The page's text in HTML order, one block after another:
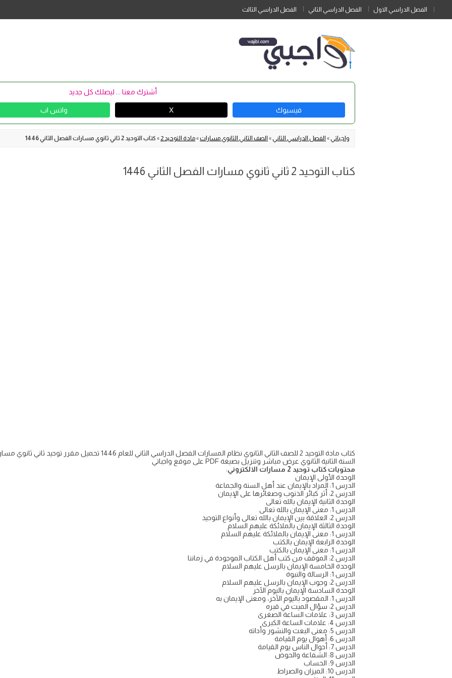
الفصل الدراسي الاول الفصل الدراسي الثاني الفصل الدراسي الثالث
أشترك معنا ... ليصلك كل جديد
فيسبوك X واتس اب
واجباتي » الفصل الدراسي الثاني » الصف الثاني الثانوي مسارات»مادة التوحيد 2 » كتاب التوحيد 2 ثاني ثانوي مسارات الفصل الثاني 1446
كتاب التوحيد 2 ثاني ثانوي مسارات الفصل الثاني 1446
السنة الثانية الثانوي عرض مباشر وتنزيل بصيغة PDF على موقع واجباتي
محتويات كتاب توحيد 2 مسارات الالكتروني
:
الوحدة الأولى الإيمان
الدرس 1: المراد بالإيمان عند أهل السنة والجماعة
الدرس 2: أثر كبائر الذنوب وصغائرها على الإيمان
الوحدة الثانية الإيمان بالله تعالى
الدرس 1: معنى الإيمان بالله تعالى
الدرس 2: العلاقة بين الإيمان بالله تعالى وأنواع التوحيد
الوحدة الثالثة الإيمان بالملائكة عليهم السلام
الدرس 1: معنى الإيمان بالملائكة عليهم السلام
الوحدة الرابعة الإيمان بالكتب
الدرس 1: معنى الإيمان بالكتب
الدرس 2: الموقف من كتب أهل الكتاب الموجودة في زماننا
الوحدة الخامسة الإيمان بالرسل عليهم السلام
الدرس 1: الرسالة والنبوة
الدرس 2: وجوب الإيمان بالرسل عليهم السلام
الوحدة السادسة الإيمان باليوم الآخر
الدرس 1: المقصود باليوم الآخر، ومعنى الإيمان به
الدرس 2: سؤال الميت في قبره
الدرس 3: علامات الساعة الصغرى
الدرس 4: علامات الساعة الكبرى
الدرس 5: معنى البعث والنشور وأداته
الدرس 6: أهوال يوم القيامة
الدرس 7: أحوال الناس يوم القيامة
الدرس 8: الشفاعة والحوض
الدرس 9: الحساب
الدرس 10: الميزان والصراط